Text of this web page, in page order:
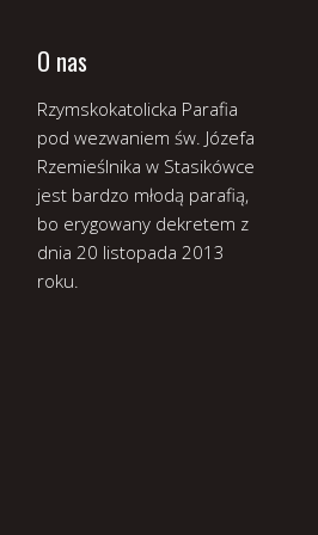
O nas
Rzymskokatolicka Parafia
pod wezwaniem św. Józefa
Rzemieślnika w Stasikówce
jest bardzo młodą parafią,
bo erygowany dekretem z
dnia 20 listopada 2013
roku.